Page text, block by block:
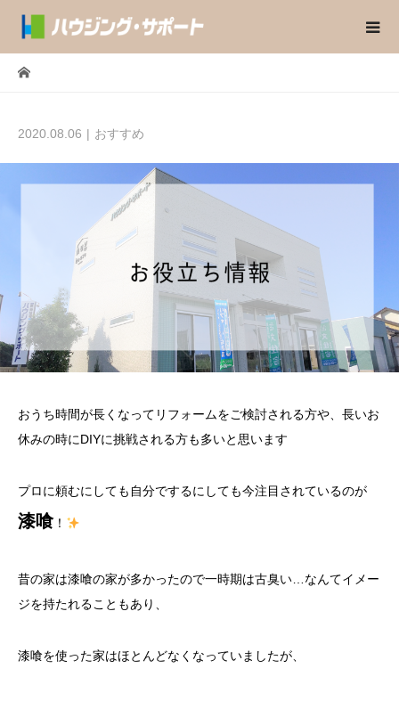
2020.08.06 おすすめ
おうち時間が長くなってリフォームをご検討される方や、長いお
休みの時にDIYに挑戦される方も多いと思います
プロに頼むにしても自分でするにしても今注目されているのが
漆喰！
昔の家は漆喰の家が多かったので一時期は古臭い…なんてイメー
ジを持たれることもあり、
漆喰を使った家はほとんどなくなっていましたが、